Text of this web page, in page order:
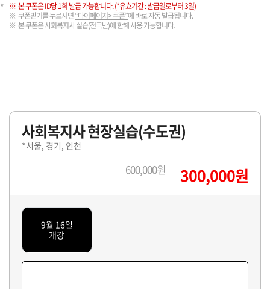
본 쿠폰은 ID당 1회 발급 가능합니다. (*유효기간 : 발급일로부터 3일)
쿠폰받기를 누르시면“마이페이지> 쿠폰”에 바로 자동 발급됩니다.
본 쿠폰은 사회복지사 실습(전국반)에 한해 사용 가능합니다.
사회복지사 현장실습(수도권)
*서울, 경기, 인천
600,000원 300,000원
9월 16일
개강